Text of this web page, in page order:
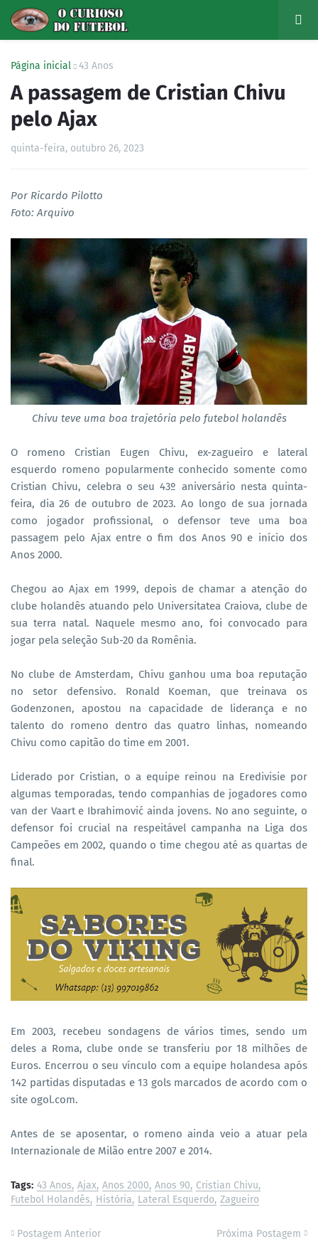
Página inicial 43 Anos
A passagem de Cristian Chivu
pelo Ajax
quinta-feira, outubro 26, 2023
Por Ricardo Pilotto
Foto: Arquivo
Chivu teve uma boa trajetória pelo futebol holandês
O romeno Cristian Eugen Chivu, ex-zagueiro e lateral
esquerdo romeno popularmente conhecido somente como
Cristian Chivu, celebra o seu 43º aniversário nesta quinta-
feira, dia 26 de outubro de 2023. Ao longo de sua jornada
como jogador profissional, o defensor teve uma boa
passagem pelo Ajax entre o fim dos Anos 90 e início dos
Anos 2000.
Chegou ao Ajax em 1999, depois de chamar a atenção do
clube holandês atuando pelo Universitatea Craiova, clube de
sua terra natal. Naquele mesmo ano, foi convocado para
jogar pela seleção Sub-20 da Romênia.
No clube de Amsterdam, Chivu ganhou uma boa reputação
no setor defensivo. Ronald Koeman, que treinava os
Godenzonen, apostou na capacidade de liderança e no
talento do romeno dentro das quatro linhas, nomeando
Chivu como capitão do time em 2001.
Liderado por Cristian, o a equipe reinou na Eredivisie por
algumas temporadas, tendo companhias de jogadores como
van der Vaart e Ibrahimović ainda jovens. No ano seguinte, o
defensor foi crucial na respeitável campanha na Liga dos
Campeões em 2002, quando o time chegou até as quartas de
final.
Em 2003, recebeu sondagens de vários times, sendo um
deles a Roma, clube onde se transferiu por 18 milhões de
Euros. Encerrou o seu vínculo com a equipe holandesa após
142 partidas disputadas e 13 gols marcados de acordo com o
site ogol.com.
Antes de se aposentar, o romeno ainda veio a atuar pela
Internazionale de Milão entre 2007 e 2014.
Tags: 43 Anos Ajax Anos 2000 Anos 90 Cristian Chivu
Futebol Holandês História Lateral Esquerdo Zagueiro
Postagem Anterior Próxima Postagem